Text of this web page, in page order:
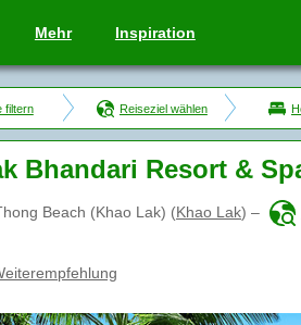
Mehr Inspiration
filtern Reiseziel wählen
Bhandari Resort &
Beach (Khao Lak) (Khao Lak) –